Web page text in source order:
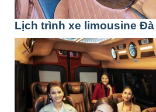
Lịch trình xe limousine Đà